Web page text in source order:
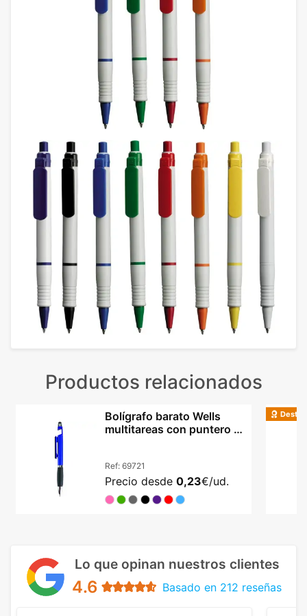
Productos relacionados
Bolígrafo barato Wells
multitareas con puntero y
Ref: 69721
Precio desde 0,23€/ud.
Lo que opinan nuestros clientes
4.6 Basado en 212 reseñas